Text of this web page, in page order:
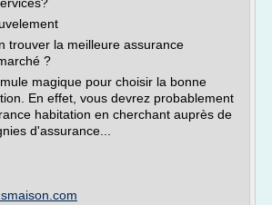
trouver la meilleure assurance
?
magique pour choisir la bonne
En effet, vous devrez probablement
habitation en cherchant auprès de
d'assurance...